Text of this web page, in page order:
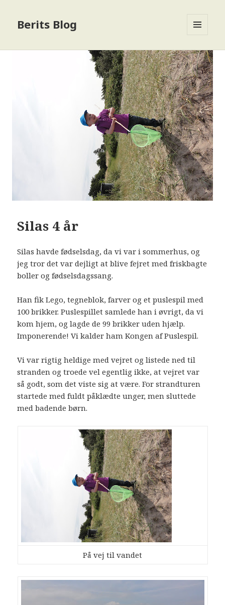
Berits Blog
WIDGETS
Silas 4 år
Silas havde fødselsdag, da vi var i sommerhus, og
jeg tror det var dejligt at blive fejret med friskbagte
boller og fødselsdagssang.
Han fik Lego, tegneblok, farver og et puslespil med
100 brikker. Puslespillet samlede han i øvrigt, da vi
kom hjem, og lagde de 99 brikker uden hjælp.
Imponerende! Vi kalder ham Kongen af Puslespil.
Vi var rigtig heldige med vejret og listede ned til
stranden og troede vel egentlig ikke, at vejret var
så godt, som det viste sig at være. For strandturen
startede med fuldt påklædte unger, men sluttede
med badende børn.
På vej til vandet